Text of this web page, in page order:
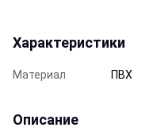
Характеристики
Материал ПВХ
Описание